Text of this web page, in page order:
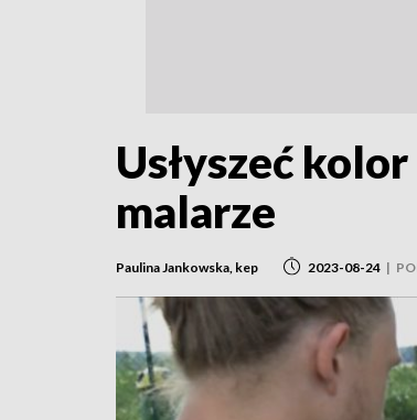
Usłyszeć
malarze
Paulina Jankowska, kep 2023-08-24 |